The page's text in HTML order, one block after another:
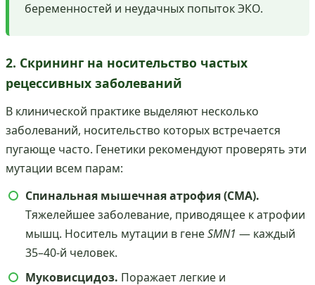
беременностей и неудачных попыток ЭКО.
2. Скрининг на носительство частых
рецессивных заболеваний
В клинической практике выделяют несколько
заболеваний, носительство которых встречается
пугающе часто. Генетики рекомендуют проверять эти
мутации всем парам:
Спинальная мышечная атрофия (СМА).
Тяжелейшее заболевание, приводящее к атрофии
мышц. Носитель мутации в генеSMN1 — каждый
35–40-й человек.
Муковисцидоз. Поражает легкие и